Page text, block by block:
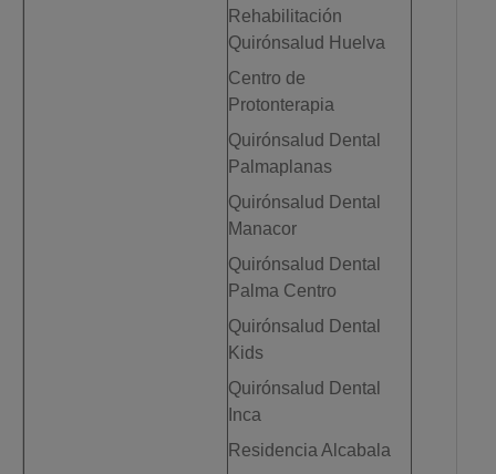
Rehabilitación
Quirónsalud Huelva
Centro de
Protonterapia
Quirónsalud Dental
Palmaplanas
Quirónsalud Dental
Manacor
Quirónsalud Dental
Palma Centro
Quirónsalud Dental
Kids
Quirónsalud Dental
Inca
Residencia Alcabala